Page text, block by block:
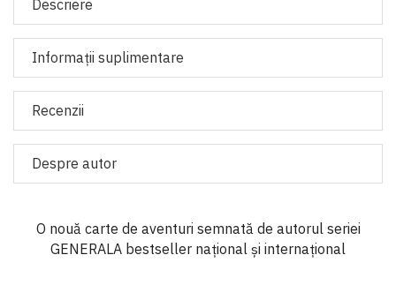
Descriere
Informaţii suplimentare
Recenzii
Despre autor
O nouă carte de aventuri semnată de autorul seriei
GENERALA bestseller naţional şi internaţional